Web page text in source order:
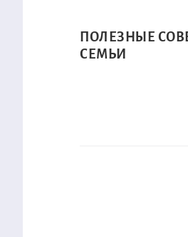
ПОЛЕЗНЫЕ
СЕМЬИ